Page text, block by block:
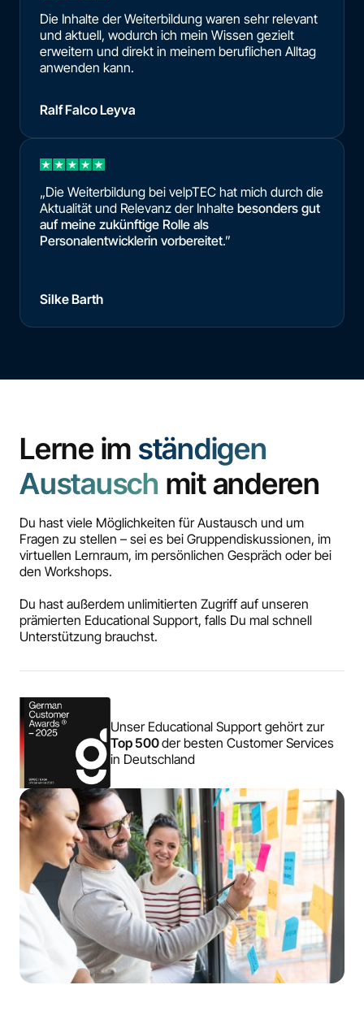
Die Inhalte der Weiterbildung waren sehr relevant
und aktuell, wodurch ich mein Wissen gezielt
erweitern und direkt in meinem beruflichen Alltag
anwenden kann.
Ralf Falco Leyva
„Die Weiterbildung bei velpTEC hat mich durch die
Aktualität und Relevanz der Inhalte besonders gut
auf meine zukünftige Rolle als
Personalentwicklerin vorbereitet.”
Silke Barth
Lerne im ständigen
Austausch mit anderen
Du hast viele Möglichkeiten für Austausch und um
Fragen zu stellen – sei es bei Gruppendiskussionen, im
virtuellen Lernraum, im persönlichen Gespräch oder bei
den Workshops.
Du hast außerdem unlimitierten Zugriff auf unseren
prämierten Educational Support, falls Du mal schnell
Unterstützung brauchst.
Unser Educational Support gehört zur
Top 500der besten Customer Services
in Deutschland